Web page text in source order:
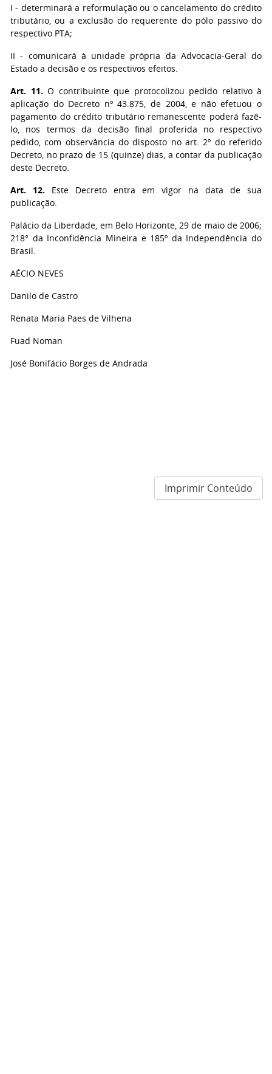
I - determinará a reformulação ou o cancelamento do crédito
tributário, ou a exclusão do requerente do pólo passivo do
respectivo PTA;
II - comunicará à unidade própria da Advocacia-Geral do
Estado a decisão e os respectivos efeitos.
Art. 11. O contribuinte que protocolizou pedido relativo à
aplicação do Decreto nº 43.875, de 2004, e não efetuou o
pagamento do crédito tributário remanescente poderá fazê-
lo, nos termos da decisão final proferida no respectivo
pedido, com observância do disposto no art. 2º do referido
Decreto, no prazo de 15 (quinze) dias, a contar da publicação
deste Decreto.
Art. 12. Este Decreto entra em vigor na data de sua
publicação.
Palácio da Liberdade, em Belo Horizonte, 29 de maio de 2006;
218° da Inconfidência Mineira e 185º da Independência do
Brasil.
AÉCIO NEVES
Danilo de Castro
Renata Maria Paes de Vilhena
Fuad Noman
José Bonifácio Borges de Andrada
Imprimir Conteúdo